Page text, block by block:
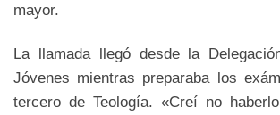
mayor.
La llamada llegó desde la
Jóvenes mientras preparaba los
tercero de Teología. «Creí no